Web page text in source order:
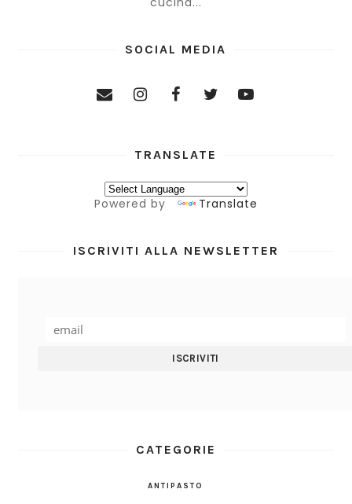
SOCIAL MEDIA
TRANSLATE
Powered by Translate
ISCRIVITI ALLA NEWSLETTER
CATEGORIE
ANTIPASTO